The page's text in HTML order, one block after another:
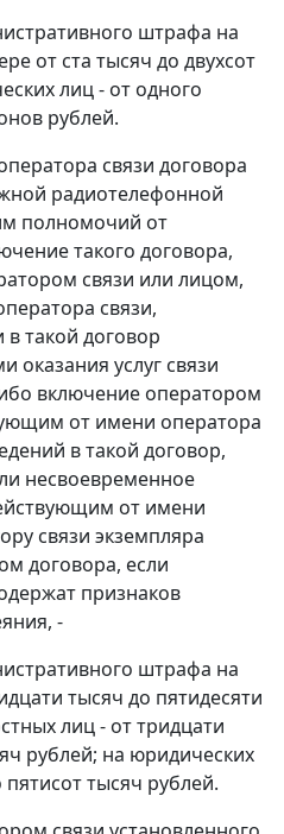
штрафа на
от ста тысяч до двухсот
лиц - от одного
рублей.
связи договора
радиотелефонной
полномочий от
такого договора,
связи или лицом,
связи,
такой договор
оказания услуг связи
включение оператором
от имени оператора
в такой договор,
несвоевременное
от имени
связи экземпляра
договора, если
признаков
-
штрафа на
тысяч до пятидесяти
лиц - от тридцати
рублей; на юридических
тысяч рублей.